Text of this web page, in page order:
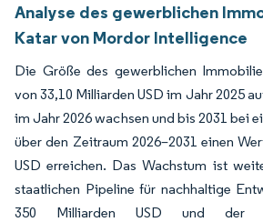
Analyse des gewerblichen
Katar von Mordor Intelligence
Die Größe des gewerblichen
von 33,10 Milliarden USD im Jahr 2025
im Jahr 2026 wachsen und bis 2031 bei
über den Zeitraum 2026–2031 einen
USD erreichen. Das Wachstum ist
staatlichen Pipeline für nachhaltige
350 Milliarden USD und der